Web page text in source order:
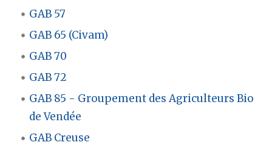
GAB 57
GAB 65 (Civam)
GAB 70
GAB 72
GAB 85 - Groupement des Agriculteurs Bio
de Vendée
GAB Creuse